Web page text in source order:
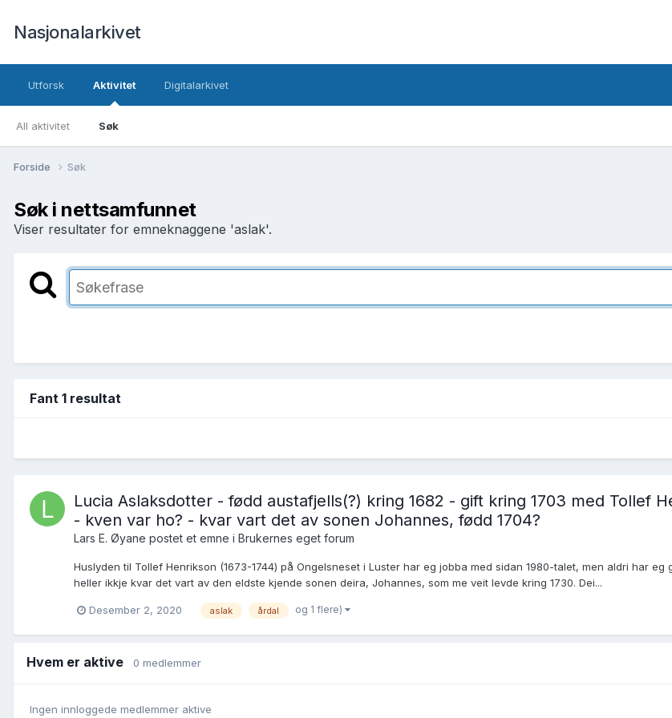
Nasjonalarkivet
Utforsk Aktivitet
All aktivitet Søk
Digitalarkivet
Forside Søk
Søk i nettsamfunnet
Viser resultater for emneknaggene 'aslak'.
Fant 1 resultat
Lucia Aslaksdotter - fødd austafjells(?) kring 1682 - gift kring 1703 med Tollef
- kven var ho? - kvar vart det av sonen Johannes, fødd 1704?
Lars E. Øyane postet et emne i Brukernes eget forum
Huslyden til Tollef Henrikson (1673-1744) på Ongelsneset i Luster har eg jobba med sidan 1980-talet, men aldri har
heller ikkje kvar det vart av den eldste kjende sonen deira, Johannes, som me veit levde kring 1730. Dei...
Desember 2, 2020 aslak årdal og 1 flere)
Hvem er aktive 0 medlemmer
Ingen innloggede medlemmer aktive